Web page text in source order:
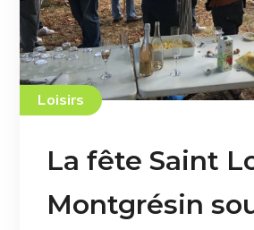
Loisirs
La fête Saint
Montgrésin